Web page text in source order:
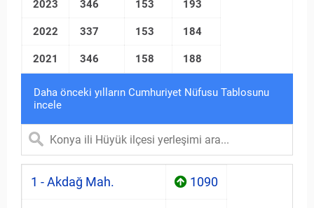
2023 346 153 193
2022 337 153 184
2021 346 158 188
Daha önceki yılların Cumhuriyet Nüfusu Tablosunu
incele
1 - Akdağ Mah. 1090